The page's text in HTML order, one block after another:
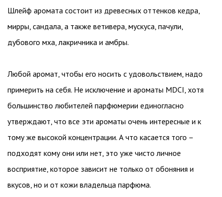
Шлейф аромата состоит из древесных оттенков кедра,
мирры, сандала, а также ветивера, мускуса, пачули,
дубового мха, лакричника и амбры.
Любой аромат, чтобы его носить с удовольствием, надо
примерить на себя. Не исключение и ароматы MDCI, хотя
большинство любителей парфюмерии единогласно
утверждают, что все эти ароматы очень интересные и к
тому же высокой концентрации. А что касается того –
подходят кому они или нет, это уже чисто личное
восприятие, которое зависит не только от обоняния и
вкусов, но и от кожи владельца парфюма.